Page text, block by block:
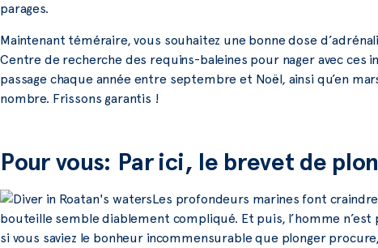
parages.
Maintenant téméraire, vous souhaitez une bonne dose
Centre de recherche des requins-baleines pour nager avec ces
passage chaque année entre septembre et Noël, ainsi qu’en
nombre. Frissons garantis !
Pour vous: Par ici, le brevet de
Les profondeurs marines font
bouteille semble diablement compliqué. Et puis, l’homme
si vous saviez le bonheur incommensurable que plonger